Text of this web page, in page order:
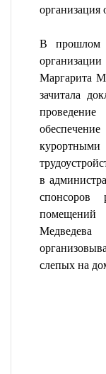
организация
В прошлом
Маргарита
зачитала
курортными
в
слепых на